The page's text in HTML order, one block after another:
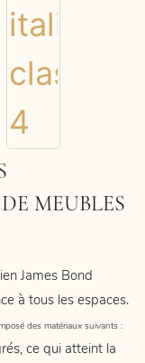
MEUBLES
James Bond
à tous les espaces.
des matériaux suivants :
ce qui atteint la